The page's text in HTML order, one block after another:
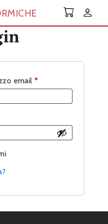
email *Richiesto